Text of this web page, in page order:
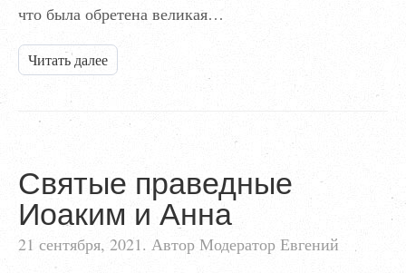
что была обретена великая…
Читать далее
Святые праведные
Иоаким и Анна
21 сентября, 2021. Автор Модератор Евгений